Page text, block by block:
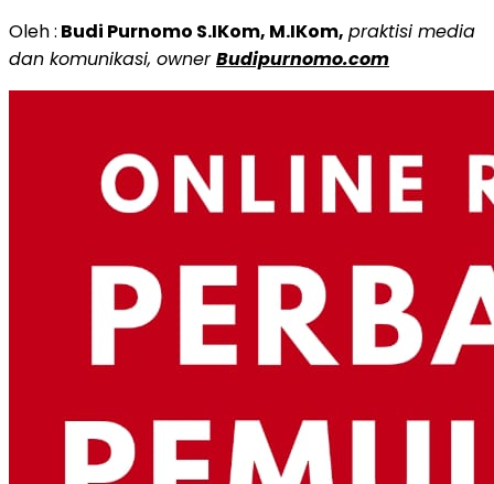
Oleh : Budi Purnomo S.IKom, M.IKom, praktisi media
dan komunikasi, ownerBudipurnomo.com